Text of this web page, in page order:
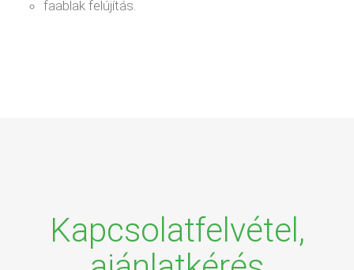
faablak felújítás.
Kapcsolatfelvétel,